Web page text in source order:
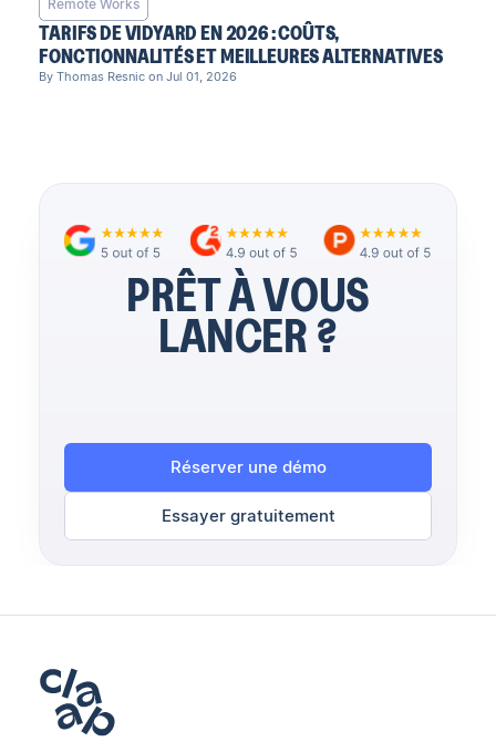
Remote Works
TARIFS DE VIDYARD EN 2026 : COÛTS,
FONCTIONNALITÉS ET MEILLEURES ALTERNATIVES
By Thomas Resnic on Jul 01, 2026
PRÊT À VOUS
LANCER ?
Réserver une démo
Essayer gratuitement